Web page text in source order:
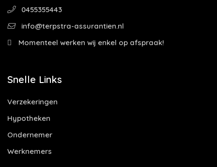
0455355443
info@terpstra-assurantien.nl
Momenteel werken wij enkel op afspraak!
Snelle Links
Verzekeringen
Hypotheken
Ondernemer
Werknemers